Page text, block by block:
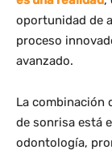
oportunidad de
proceso
avanzado.
La combinación
de sonrisa está
odontología,